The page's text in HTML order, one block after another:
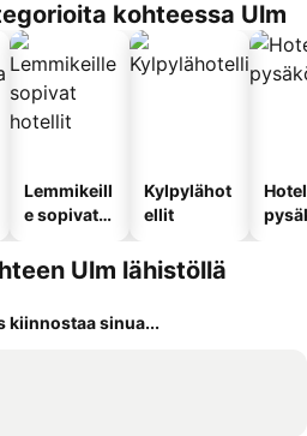
kohteessa Ulm
Lemmikeill
e sopivat
Kylpylähot
ellit
Ulm lähistöllä
kiinnostaa sinua...